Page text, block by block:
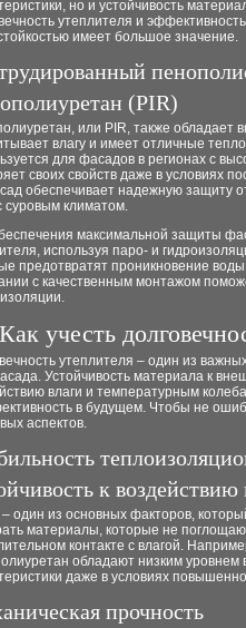
но и устойчивость
утеплителя и
имеет большое значение.
(PIR)
или PIR, также обладает
влагу и имеет отличные
для фасадов в регионах с
своих свойств даже в условиях
обеспечивает надежную защиту
суровым климатом.
максимальной защиты
используя паро- и
предотвратят проникновение
с качественным монтажом
Как учесть
утеплителя – один из
Устойчивость материала к
влаги и температурным
в будущем. Чтобы не
аспектов.
к воздействию
– один из основных факторов,
материалы, которые не
контакте с влагой.
обладают низким
даже в условиях
прочность